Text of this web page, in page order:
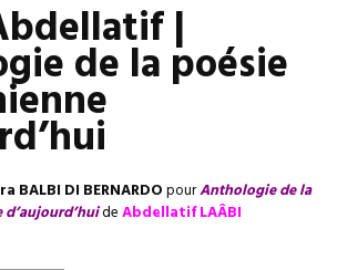
|
de la poésie
BALBI DI BERNARDOpourAnthologie de la
deAbdellatif LAÂBI